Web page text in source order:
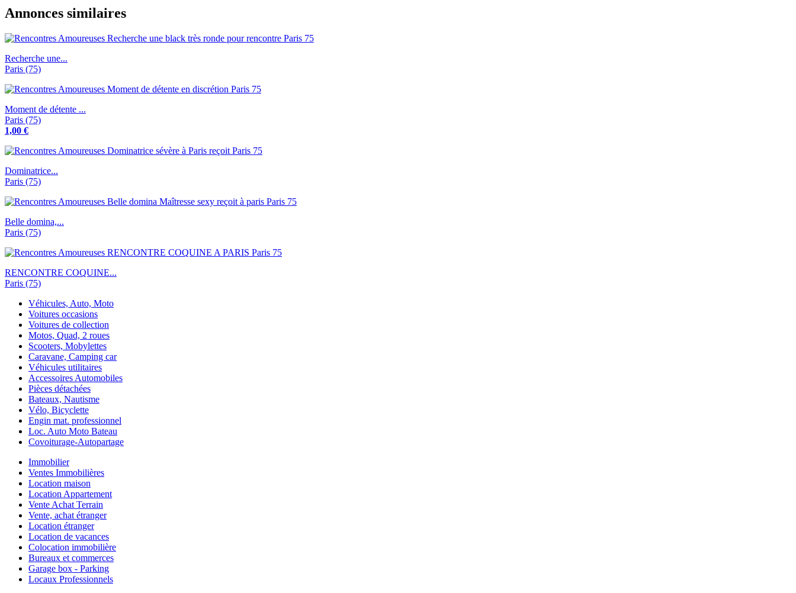
Annonces similaires
Recherche une...
Paris (75)
Moment de détente ...
Paris (75)
1,00 €
Dominatrice...
Paris (75)
Belle domina,...
Paris (75)
RENCONTRE COQUINE...
Paris (75)
Véhicules, Auto, Moto
Voitures occasions
Voitures de collection
Motos, Quad, 2 roues
Scooters, Mobylettes
Caravane, Camping car
Véhicules utilitaires
Accessoires Automobiles
Pièces détachées
Bateaux, Nautisme
Vélo, Bicyclette
Engin mat. professionnel
Loc. Auto Moto Bateau
Covoiturage-Autopartage
Immobilier
Ventes Immobilières
Location maison
Location Appartement
Vente Achat Terrain
Vente, achat étranger
Location étranger
Location de vacances
Colocation immobilière
Bureaux et commerces
Garage box - Parking
Locaux Professionnels